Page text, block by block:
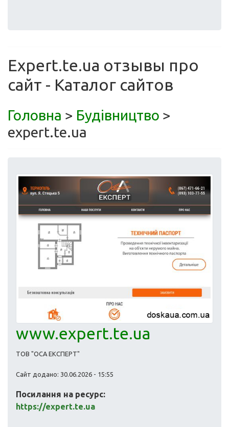
Expert.te.ua отзывы про
сайт - Каталог сайтов
Головна > Будівництво >
expert.te.ua
www.expert.te.ua
ТОВ "ОСА ЕКСПЕРТ"
Сайт додано: 30.06.2026 - 15:55
Посилання на ресурс:
https://expert.te.ua